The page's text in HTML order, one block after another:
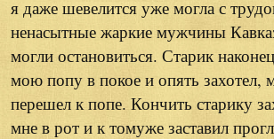
я даже шевелится уже могла с
ненасытные жаркие мужчины
могли остановиться. Старик
мою попу в покое и опять захотел,
перешел к попе. Кончить старику
мне в рот и к томуже заставил